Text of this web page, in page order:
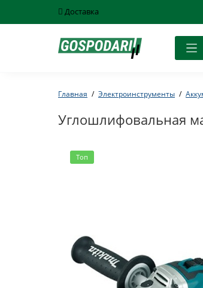
Доставка
Главная Электроинструменты
Углошлифовальная
Топ